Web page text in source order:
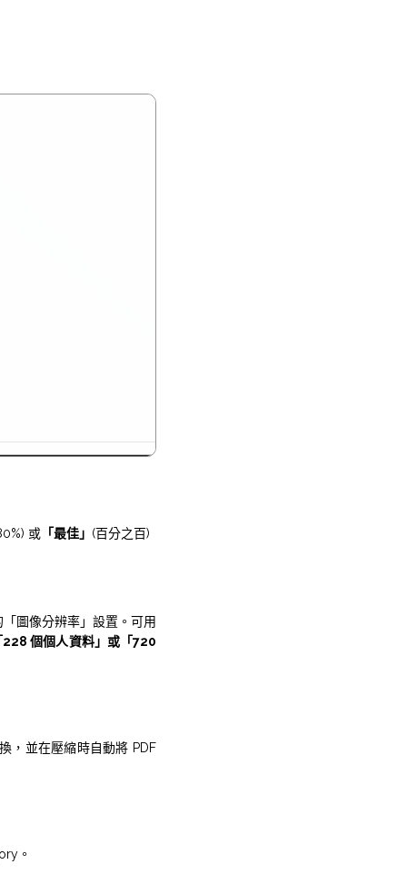
或 「最佳」 (百分之百)
圖像分辨率」設置。可用
228 個個人資料」或「720
，並在壓縮時自動將 PDF
。